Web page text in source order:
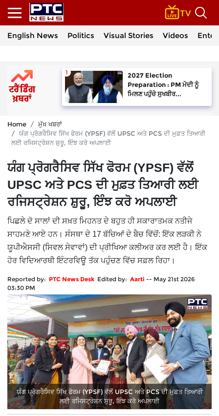
English News Politics Visual Stories Videos
2027 Election
Preparation : PM ਮੋਦੀ ਨੂੰ
ਮਿਲਣ ਪਹੁੰਚੇ ਸੁਖਬੀਰ...
Home
ਮੁੱਖ ਖਬਰਾਂ
ਯੰਗ ਪ੍ਰੋਗਰੈਸਿਵ ਸਿੱਖ ਫੋਰਮ (YPSF) ਵੱਲੋਂ UPSC ਅਤੇ PCS ਦੀ ਮੁਫ਼ਤ ਤਿਆਰੀ
ਲਈ ਰਜਿਸਟ੍ਰੇਸ਼ਨ ਸ਼ੁਰੂ, ਇੰਝ ਕਰੋ ਅਪਲਾਈ
ਯੰਗ ਪ੍ਰੋਗਰੈਸਿਵ ਸਿੱਖ ਫੋਰਮ (YPSF) ਵੱਲੋਂ
UPSC ਅਤੇ PCS ਦੀ ਮੁਫ਼ਤ ਤਿਆਰੀ ਲਈ
ਰਜਿਸਟ੍ਰੇਸ਼ਨ ਸ਼ੁਰੂ, ਇੰਝ ਕਰੋ ਅਪਲਾਈ
ਪਿਛਲੇ ਦੋ ਸਾਲਾਂ ਦੀ ਸਖ਼ਤ ਮਿਹਨਤ ਦੇ ਬਹੁਤ ਹੀ ਸਕਾਰਾਤਮਕ ਨਤੀਜੇ
ਸਾਹਮਣੇ ਆਏ ਹਨ। ਸੰਸਥਾ ਦੇ 17 ਬੱਚਿਆਂ ਦੇ ਬੈਚ ਵਿੱਚੋਂ: ਇੱਕ ਲੜਕੀ ਨੇ
ਯੂਪੀਐਸਸੀ (ਸਿਵਲ ਸੇਵਾਵਾਂ) ਦੀ ਪ੍ਰੀਖਿਆ ਕਲੀਅਰ ਕਰ ਲਈ ਹੈ। ਇੱਕ
ਹੋਰ ਵਿਦਿਆਰਥੀ ਇੰਟਰਵਿਊ ਤੱਕ ਪਹੁੰਚਣ ਵਿੱਚ ਸਫ਼ਲ ਰਿਹਾ।
Reported by: PTC News Desk Edited by: Aarti -- May 21st 2026
03:30 PM
ਯੰਗ ਪ੍ਰੋਗਰੈਸਿਵ ਸਿੱਖ ਫੋਰਮ (YPSF) ਵੱਲੋਂ UPSC ਅਤੇ PCS ਦੀ ਮੁਫ਼ਤ ਤਿਆਰੀ
ਲਈ ਰਜਿਸਟ੍ਰੇਸ਼ਨ ਸ਼ੁਰੂ, ਇੰਝ ਕਰੋ ਅਪਲਾਈ